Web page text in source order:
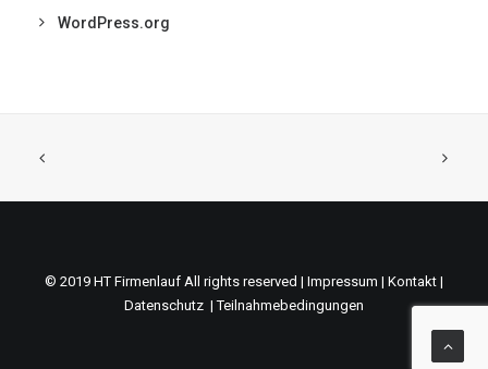
WordPress.org
© 2019 HT Firmenlauf All rights reserved | Impressum | Kontakt |
Datenschutz |Teilnahmebedingungen